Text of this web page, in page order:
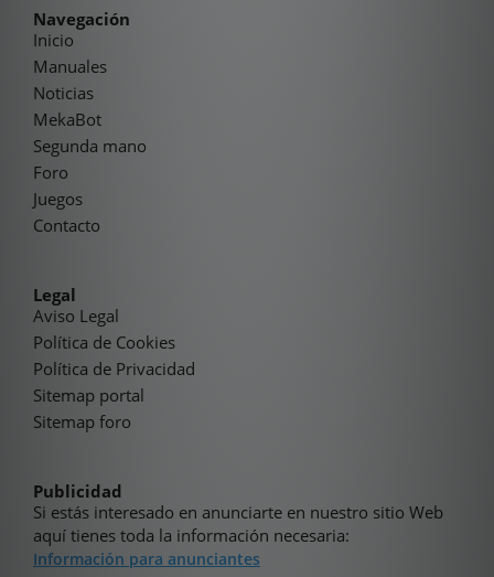
Navegación
Inicio
Manuales
Noticias
MekaBot
Segunda mano
Foro
Juegos
Contacto
Legal
Aviso Legal
Política de Cookies
Política de Privacidad
Sitemap portal
Sitemap foro
Publicidad
Si estás interesado en anunciarte en nuestro sitio Web
aquí tienes toda la información necesaria:
Información para anunciantes